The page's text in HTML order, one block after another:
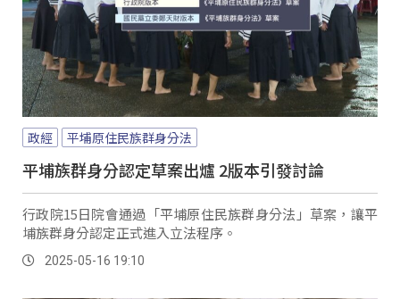
政經 平埔原住民族群身分法
平埔族群身分認定草案出爐 2版本引發討論
行政院15日院會通過「平埔原住民族群身分法」草案，讓平
埔族群身分認定正式進入立法程序。
2025-05-16 19:10